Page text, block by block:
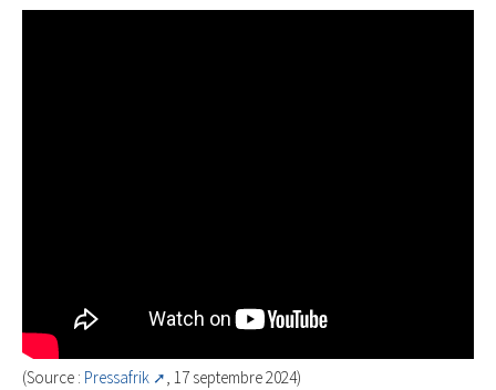
(Source : Pressafrik , 17 septembre 2024)